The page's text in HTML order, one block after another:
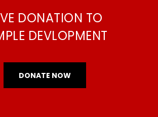
DONATION TO
DEVLOPMENT
DONATE NOW